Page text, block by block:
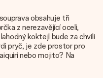
obsahuje tři
z nerezavějící oceli,
koktejl bude za chvíli
pryč, je zde prostor pro
nebo mojito? Na